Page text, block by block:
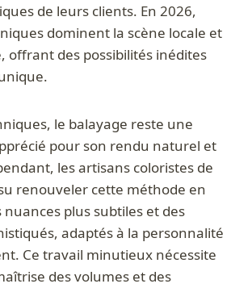
de leurs clients. En 2026,
dominent la scène locale et
offrant des possibilités inédites
le balayage reste une
pour son rendu naturel et
les artisans coloristes de
renouveler cette méthode en
plus subtiles et des
adaptés à la personnalité
Ce travail minutieux nécessite
des volumes et des